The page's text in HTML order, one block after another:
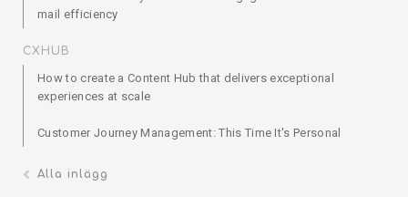
mail efficiency
CXHUB
How to create a Content Hub that delivers exceptional
experiences at scale
Customer Journey Management: This Time It's Personal
Alla inlägg